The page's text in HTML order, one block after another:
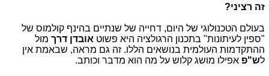
זה רציני?
בעולם הטכנולוגי של היום, דחייה של שנתיים בהינף קולמוס של
"ספין לעיתונות" בתכנון הרגולציה היא פשוט אובדן דרךמול
ההתקדמות העולמית בנושאים הללו. זה גם מראה, שבאמת אין
לש"פאפילו מושג קלוש על מה הוא מדבר וכותב.